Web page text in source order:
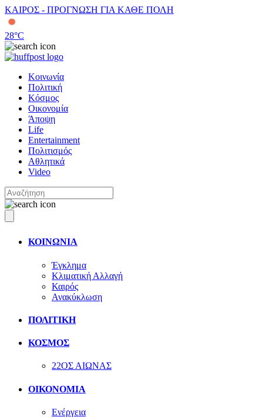
ΚΑΙΡΟΣ - ΠΡΟΓΝΩΣΗ ΓΙΑ ΚΑΘΕ ΠΟΛΗ
28°C
Κοινωνία
Πολιτική
Κόσμος
Οικονομία
Άποψη
Life
Entertainment
Πολιτισμός
Αθλητικά
Video
ΚΟΙΝΩΝΙΑ
Έγκλημα
Κλιματική Αλλαγή
Καιρός
Ανακύκλωση
ΠΟΛΙΤΙΚΗ
ΚΟΣΜΟΣ
22ΟΣ ΑΙΩΝΑΣ
ΟΙΚΟΝΟΜΙΑ
Ενέργεια